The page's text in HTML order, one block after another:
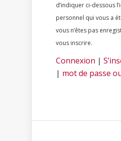
d’indiquer ci-dessous
personnel qui vous a été fourni. Si
vous n’êtes pas
vous inscrire.
Connexion |
| mot de passe